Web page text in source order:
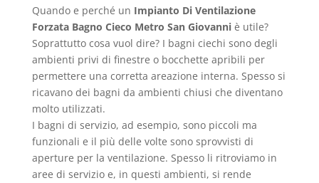
Quando e perché un Impianto Di Ventilazione
Forzata Bagno Cieco Metro San Giovanniè utile?
Soprattutto cosa vuol dire? I bagni ciechi sono degli
ambienti privi di finestre o bocchette apribili per
permettere una corretta areazione interna. Spesso si
ricavano dei bagni da ambienti chiusi che diventano
molto utilizzati.
I bagni di servizio, ad esempio, sono piccoli ma
funzionali e il più delle volte sono sprovvisti di
aperture per la ventilazione. Spesso li ritroviamo in
aree di servizio e, in questi ambienti, si rende